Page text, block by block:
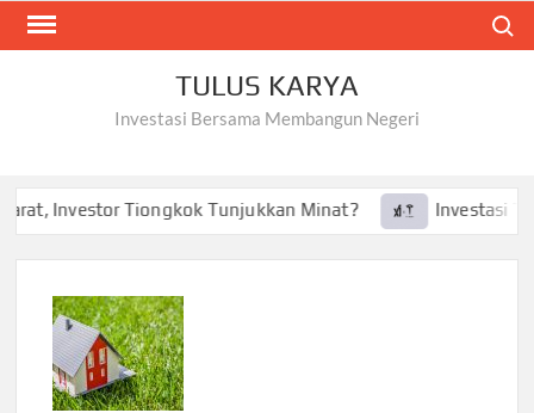
Skip
TULUS KARYA
Investasi Bersama Membangun Negeri
Investor Tiongkok Tunjukkan Minat? Investasi